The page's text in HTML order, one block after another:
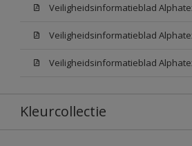
Kleurcollectie